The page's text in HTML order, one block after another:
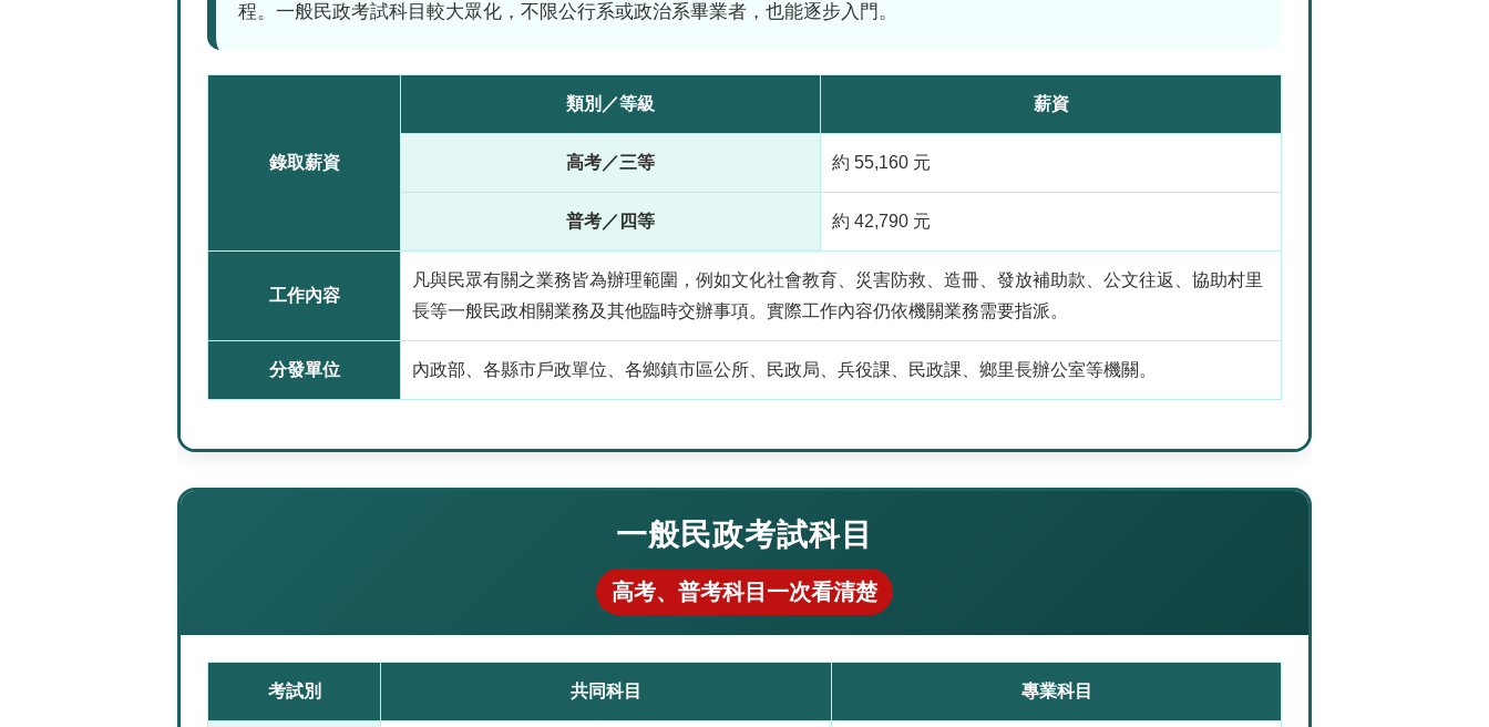
程。一般民政考試科目較大眾化，不限公行系或政治系畢業者，也能逐步入門。
錄取薪資
類別／等級 薪資
高考／三等 約 55,160 元
普考／四等 約 42,790 元
工作內容
凡與民眾有關之業務皆為辦理範圍，例如文化社會教育、災害防救、造冊、發放補助款、公文往返、協助村里
長等一般民政相關業務及其他臨時交辦事項。實際工作內容仍依機關業務需要指派。
分發單位 內政部、各縣市戶政單位、各鄉鎮市區公所、民政局、兵役課、民政課、鄉里長辦公室等機關。
一般民政考試科目
高考、普考科目一次看清楚
考試別 共同科目 專業科目